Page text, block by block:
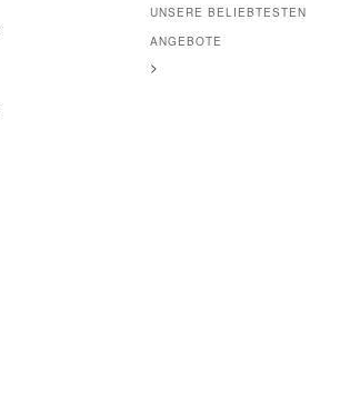
UNSERE BELIEBTESTEN
ANGEBOTE
>